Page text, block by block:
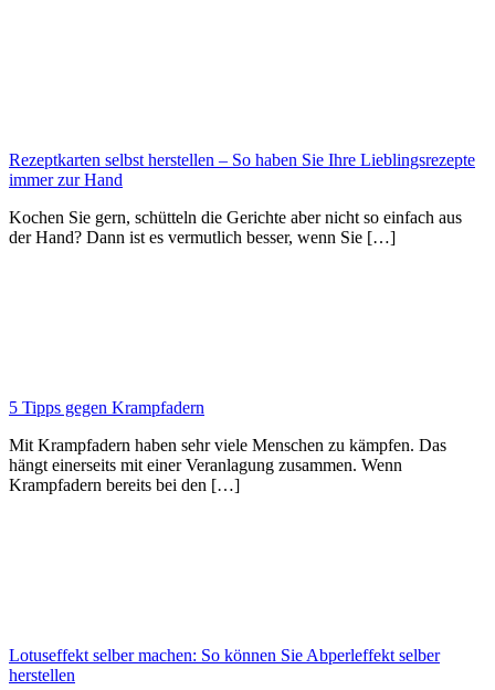
Rezeptkarten selbst herstellen – So haben Sie Ihre Lieblingsrezepte
immer zur Hand
Kochen Sie gern, schütteln die Gerichte aber nicht so einfach aus
der Hand? Dann ist es vermutlich besser, wenn Sie […]
5 Tipps gegen Krampfadern
Mit Krampfadern haben sehr viele Menschen zu kämpfen. Das
hängt einerseits mit einer Veranlagung zusammen. Wenn
Krampfadern bereits bei den […]
Lotuseffekt selber machen: So können Sie Abperleffekt selber
herstellen